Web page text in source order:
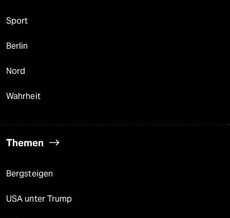
Sport
Berlin
Nord
Wahrheit
Themen
Bergsteigen
USA unter Trump